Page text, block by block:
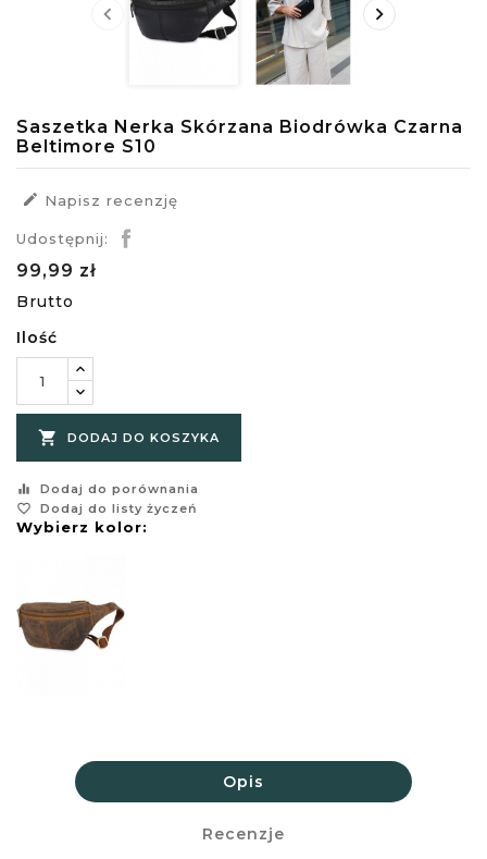
 
Saszetka Nerka Skórzana Biodrówka Czarna
Beltimore S10
 Napisz recenzję
Udostępnij:
99,99 zł
Brutto
Ilość
 DODAJ DO KOSZYKA
equalizer
Dodaj do porównania
favorite_border
Dodaj do listy życzeń
Wybierz kolor:
Opis
Recenzje